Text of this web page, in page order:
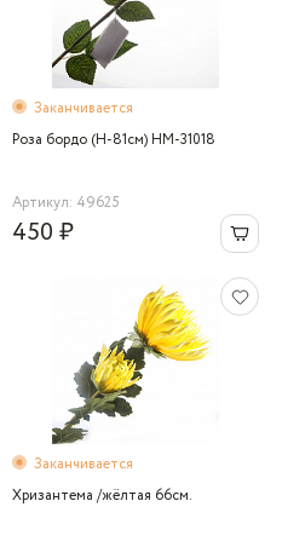
Заканчивается
Роза бордо (H-81см) HM-31018
Артикул: 49625
450 ₽
Заканчивается
Хризантема /жёлтая 66см.